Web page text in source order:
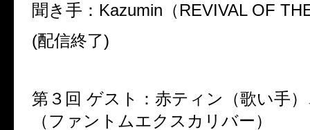
聞き手：Kazumin（REVIVAL OF
(配信終了)
第３回 ゲスト：赤ティン（歌い手
（ファントムエクスカリバー）